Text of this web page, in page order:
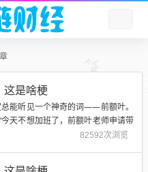
这是啥梗
能听见一个神奇的词——前额叶。
天不想加班了，前额叶老师申请带
如果把我的前额叶煮成脑花，一定
82592次浏览